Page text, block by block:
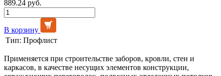
889.24 руб.
В корзину
Тип: Профлист
Применяется при строительстве заборов, кровли, стен и
каркасов, в качестве несущих элементов конструкции,